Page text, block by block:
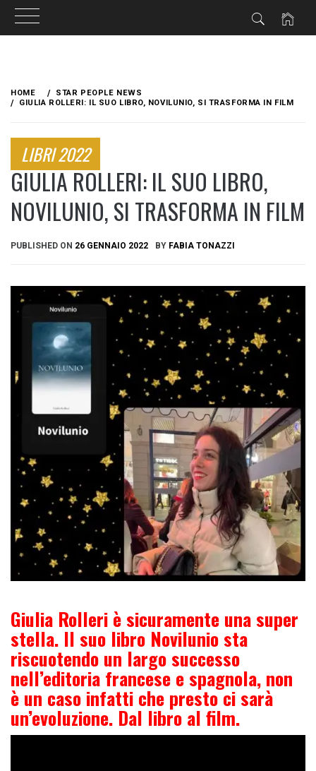
content
HOME
STAR PEOPLE NEWS
GIULIA ROLLERI: IL SUO LIBRO, NOVILUNIO, SI TRASFORMA IN FILM
LIBRI 2022
GIULIA ROLLERI: IL SUO LIBRO,
NOVILUNIO, SI TRASFORMA IN FILM
PUBLISHED ON 26 GENNAIO 2022 BY FABIA TONAZZI
Giulia Rolleri è sicuramente una super
stella. Il suo libro Novilunio sta
riscuotendo un largo successo
nell’editoria francese e spagnola, non
è un caso infatti che presto ci sarà
un’evoluzione. Dal libro al film.